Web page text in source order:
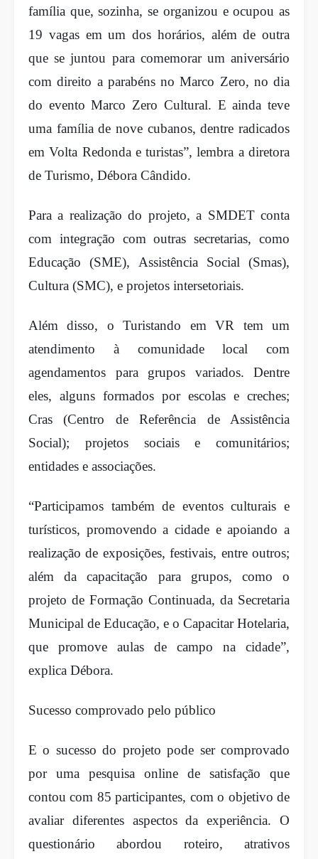
família que, sozinha, se organizou e ocupou as
19 vagas em um dos horários, além de outra
que se juntou para comemorar um aniversário
com direito a parabéns no Marco Zero, no dia
do evento Marco Zero Cultural. E ainda teve
uma família de nove cubanos, dentre radicados
em Volta Redonda e turistas”, lembra a diretora
de Turismo, Débora Cândido.
Para a realização do projeto, a SMDET conta
com integração com outras secretarias, como
Educação (SME), Assistência Social (Smas),
Cultura (SMC), e projetos intersetoriais.
Além disso, o Turistando em VR tem um
atendimento à comunidade local com
agendamentos para grupos variados. Dentre
eles, alguns formados por escolas e creches;
Cras (Centro de Referência de Assistência
Social); projetos sociais e comunitários;
entidades e associações.
“Participamos também de eventos culturais e
turísticos, promovendo a cidade e apoiando a
realização de exposições, festivais, entre outros;
além da capacitação para grupos, como o
projeto de Formação Continuada, da Secretaria
Municipal de Educação, e o Capacitar Hotelaria,
que promove aulas de campo na cidade”,
explica Débora.
Sucesso comprovado pelo público
E o sucesso do projeto pode ser comprovado
por uma pesquisa online de satisfação que
contou com 85 participantes, com o objetivo de
avaliar diferentes aspectos da experiência. O
questionário abordou roteiro, atrativos